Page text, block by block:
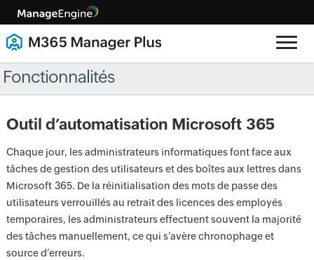
Fonctionnalités
Outil d’automatisation Microsoft 365
Chaque jour, les administrateurs informatiques font face aux
tâches de gestion des utilisateurs et des boîtes aux lettres dans
Microsoft 365. De la réinitialisation des mots de passe des
utilisateurs verrouillés au retrait des licences des employés
temporaires, les administrateurs effectuent souvent la majorité
des tâches manuellement, ce qui s’avère chronophage et
source d’erreurs.